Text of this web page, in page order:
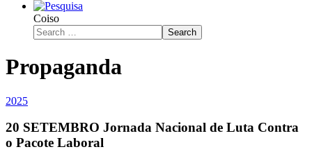
Coiso
Search
Propaganda
2025
20 SETEMBRO Jornada Nacional de Luta Contra
o Pacote Laboral